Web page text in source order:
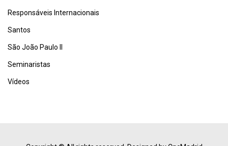
Responsáveis Internacionais
Santos
São João Paulo II
Seminaristas
Vídeos